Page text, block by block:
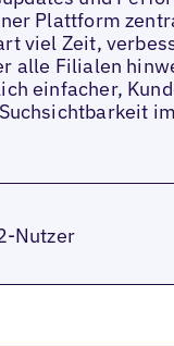
Plattform
viel Zeit,
alle Filialen
einfacher,
Nutzer